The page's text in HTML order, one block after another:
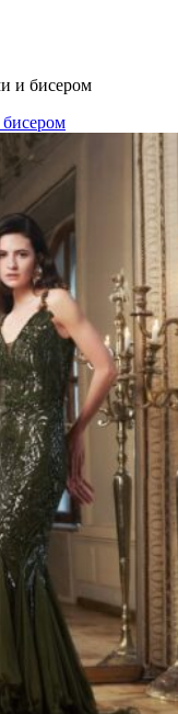
и бисером